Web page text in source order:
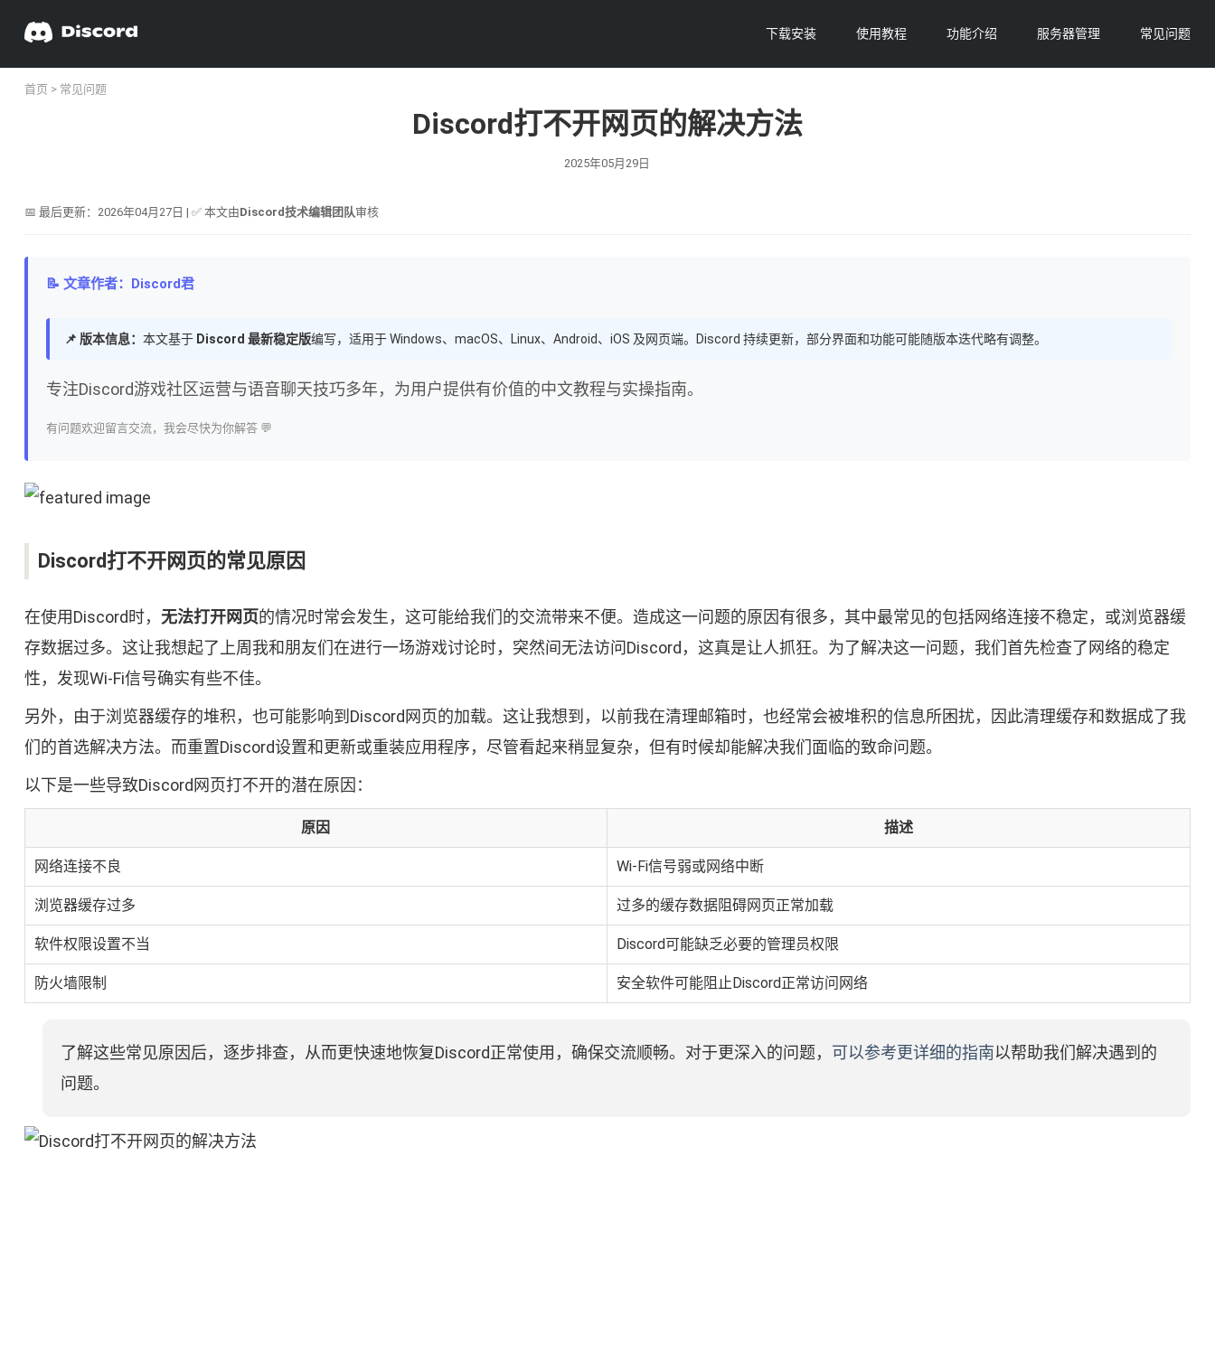
下载安装 使用教程 功能介绍 服务器管理 常见问题
首页 > 常见问题
Discord打不开网页的解决方法
2025年05月29日
📅 最后更新：2026年04月27日 | ✅ 本文由Discord技术编辑团队审核
📝 文章作者：Discord君
📌 版本信息： 本文基于 Discord 最新稳定版编写，适用于 Windows、macOS、Linux、Android、iOS 及网页端。Discord 持续更新，部分界面和功能可能随版本迭代略有调整。
专注Discord游戏社区运营与语音聊天技巧多年，为用户提供有价值的中文教程与实操指南。
有问题欢迎留言交流，我会尽快为你解答 💬
Discord打不开网页的常见原因
在使用Discord时， 无法打开网页的情况时常会发生，这可能给我们的交流带来不便。造成这一问题的原因有很多，其中最常见的包括网络连接不稳定，或浏览器缓
存数据过多。这让我想起了上周我和朋友们在进行一场游戏讨论时，突然间无法访问Discord，这真是让人抓狂。为了解决这一问题，我们首先检查了网络的稳定
性，发现Wi-Fi信号确实有些不佳。
另外，由于浏览器缓存的堆积，也可能影响到Discord网页的加载。这让我想到，以前我在清理邮箱时，也经常会被堆积的信息所困扰，因此清理缓存和数据成了我
们的首选解决方法。而重置Discord设置和更新或重装应用程序，尽管看起来稍显复杂，但有时候却能解决我们面临的致命问题。
以下是一些导致Discord网页打不开的潜在原因：
原因 描述
网络连接不良 Wi-Fi信号弱或网络中断
浏览器缓存过多 过多的缓存数据阻碍网页正常加载
软件权限设置不当 Discord可能缺乏必要的管理员权限
防火墙限制 安全软件可能阻止Discord正常访问网络
了解这些常见原因后，逐步排查，从而更快速地恢复Discord正常使用，确保交流顺畅。对于更深入的问题， 可以参考更详细的指南以帮助我们解决遇到的
问题。